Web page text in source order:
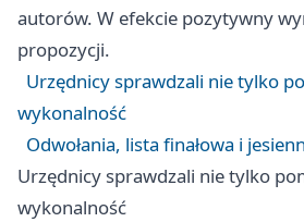
autorów. W efekcie pozytywny
propozycji.
Urzędnicy sprawdzali nie tylko
wykonalność
Odwołania, lista finałowa i
Urzędnicy sprawdzali nie tylko
wykonalność